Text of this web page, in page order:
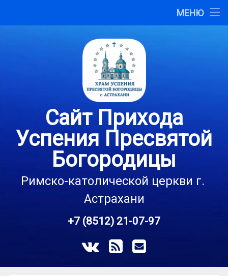
МЕНЮ
Сайт Прихода
Успения Пресвятой
Богородицы
Римско-католической церкви г.
Астрахани
+7 (8512) 21-07-97
ВКонтакте
RSS E-mail